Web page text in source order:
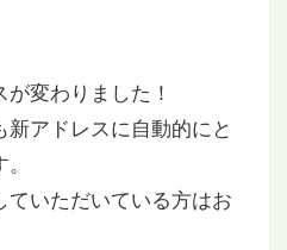
変わりました！
アドレスに自動的にと
いただいている方はお